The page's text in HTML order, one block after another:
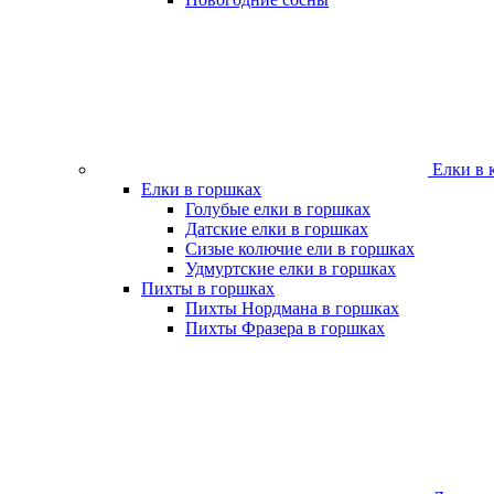
Елки в
Елки в горшках
Голубые елки в горшках
Датские елки в горшках
Сизые колючие ели в горшках
Удмуртские елки в горшках
Пихты в горшках
Пихты Нордмана в горшках
Пихты Фразера в горшках